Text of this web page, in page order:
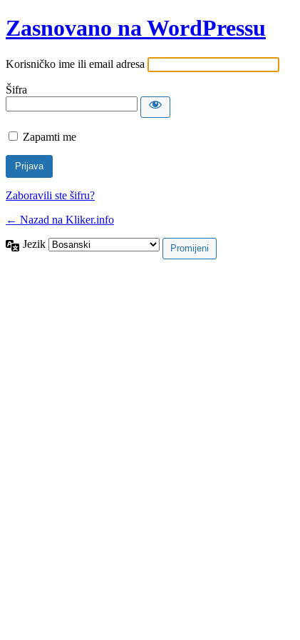
Zasnovano na WordPressu
Korisničko ime ili email adresa
Šifra
Zapamti me
Zaboravili ste šifru?
← Nazad na Kliker.info
Jezik